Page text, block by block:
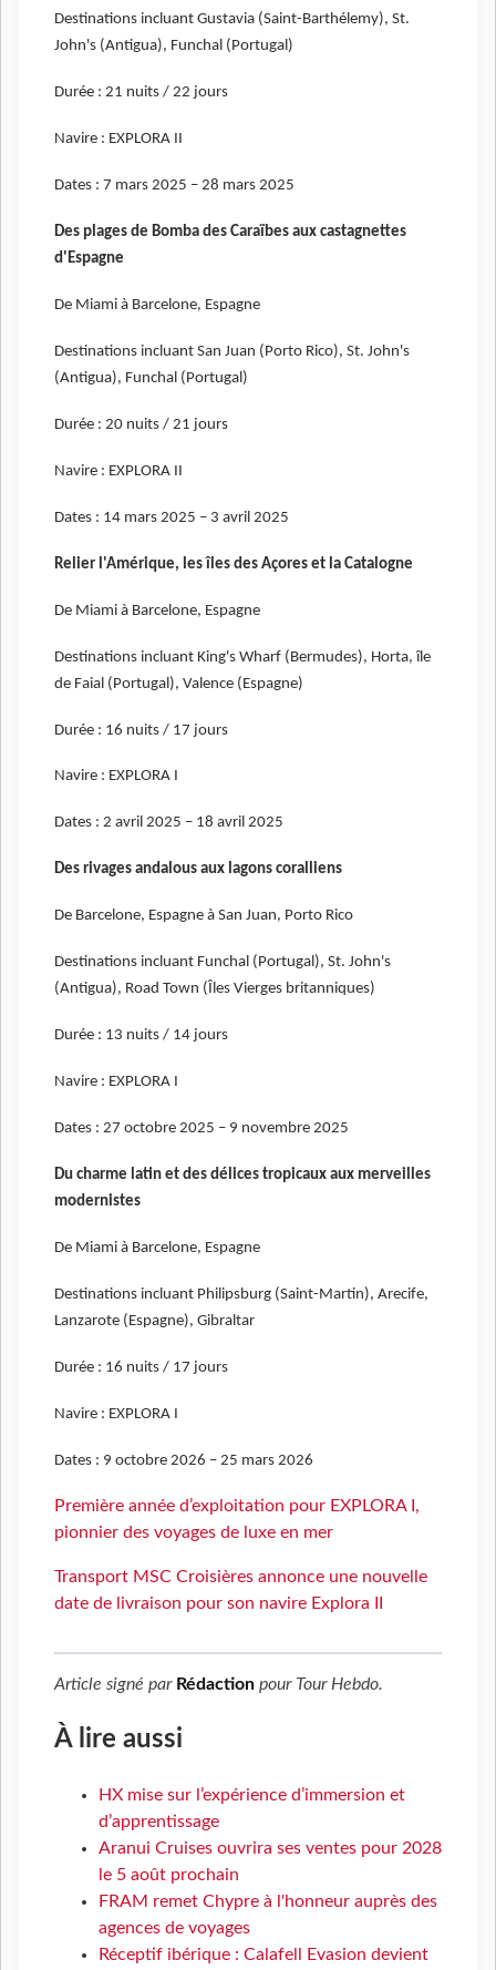
Destinations incluant Gustavia (Saint-Barthélemy), St.
John's (Antigua), Funchal (Portugal)
Durée : 21 nuits / 22 jours
Navire : EXPLORA II
Dates : 7 mars 2025 – 28 mars 2025
Des plages de Bomba des Caraïbes aux castagnettes
d'Espagne
De Miami à Barcelone, Espagne
Destinations incluant San Juan (Porto Rico), St. John's
(Antigua), Funchal (Portugal)
Durée : 20 nuits / 21 jours
Navire : EXPLORA II
Dates : 14 mars 2025 – 3 avril 2025
Relier l'Amérique, les îles des Açores et la Catalogne
De Miami à Barcelone, Espagne
Destinations incluant King's Wharf (Bermudes), Horta, île
de Faial (Portugal), Valence (Espagne)
Durée : 16 nuits / 17 jours
Navire : EXPLORA I
Dates : 2 avril 2025 – 18 avril 2025
Des rivages andalous aux lagons coralliens
De Barcelone, Espagne à San Juan, Porto Rico
Destinations incluant Funchal (Portugal), St. John's
(Antigua), Road Town (Îles Vierges britanniques)
Durée : 13 nuits / 14 jours
Navire : EXPLORA I
Dates : 27 octobre 2025 – 9 novembre 2025
Du charme latin et des délices tropicaux aux merveilles
modernistes
De Miami à Barcelone, Espagne
Destinations incluant Philipsburg (Saint-Martin), Arecife,
Lanzarote (Espagne), Gibraltar
Durée : 16 nuits / 17 jours
Navire : EXPLORA I
Dates : 9 octobre 2026 – 25 mars 2026
Première année d’exploitation pour EXPLORA I,
pionnier des voyages de luxe en mer
Transport MSC Croisières annonce une nouvelle
date de livraison pour son navire Explora II
Article signé par Rédaction pour Tour Hebdo.
À lire aussi
HX mise sur l’expérience d’immersion et
d’apprentissage
Aranui Cruises ouvrira ses ventes pour 2028
le 5 août prochain
FRAM remet Chypre à l'honneur auprès des
agences de voyages
Réceptif ibérique : Calafell Evasion devient